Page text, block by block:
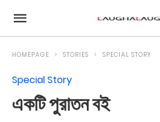
HOMEPAGE STORIES SPECIAL STORY
Special Story
একটি পুরাতন বই